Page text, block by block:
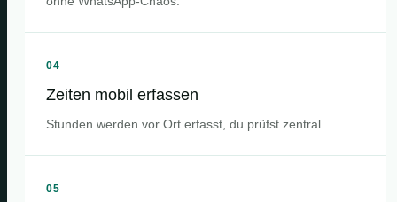
04
Zeiten mobil erfassen
Stunden werden vor Ort erfasst, du prüfst zentral.
05